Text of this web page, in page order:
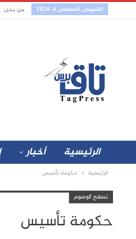
الخميس, أغسطس 6, 2026 من نحن
الرئيسية أخبار
الرئيسية حكومة تأسيس
تصفح الوسوم
حكومة تأسيس